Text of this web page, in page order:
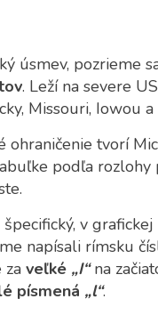
úsmev, pozrieme
. Leží na severe
Missouri, Iowou
ohraničenie tvorí
podľa rozlohy
v
napísali rímsku
za veľké „I“na
písmená „l“.